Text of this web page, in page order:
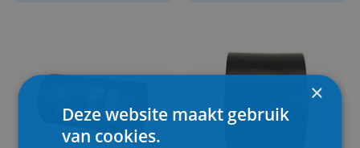
×
Deze website maakt gebruik
van cookies.